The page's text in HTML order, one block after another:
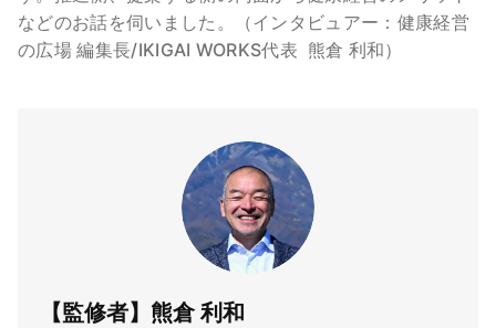
などのお話を伺いました。（インタビュアー：健康経営
の広場 編集長/IKIGAI WORKS代表 熊倉 利和）
【監修者】熊倉 利和